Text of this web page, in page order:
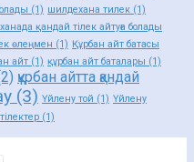
(1) шилдехана тилек (1)
қандай тілек айтуға болады
өлеңмен (1) Құрбан айт батасы
айт (1) құрбан айт баталары (1)
құрбан айтта қандай
(3) Үйлену той (1) Үйлену
(1)